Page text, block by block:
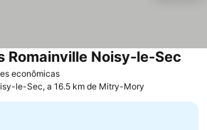
econômicas
Romainville Noisy-le-Sec
le-Sec, a 16.5 km de Mitry-Mory